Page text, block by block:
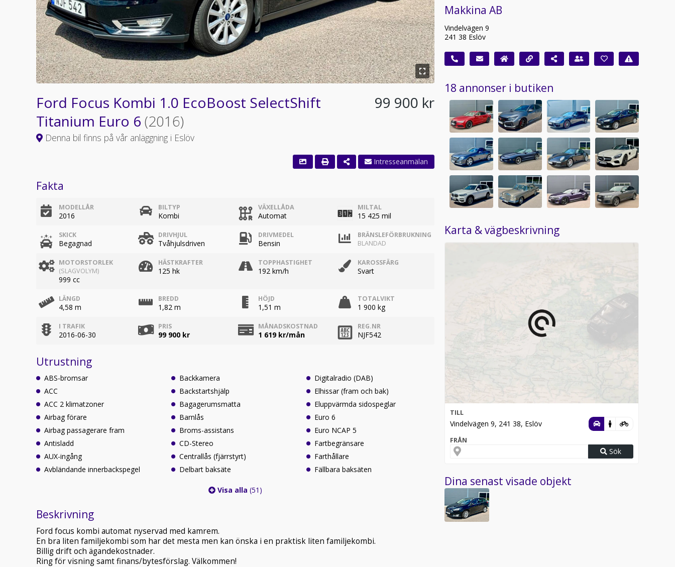
Ford Focus Kombi 1.0 EcoBoost SelectShift
Titanium Euro 6 (2016)
Denna bil finns på vår anläggning i Eslöv
99 900 kr
Fakta
MODELLÅR
2016
BILTYP
Kombi
VÄXELLÅDA
Automat
MILTAL
15 425 mil
SKICK
Begagnad
DRIVHJUL
Tvåhjulsdriven
DRIVMEDEL
Bensin
BRÄNSLEFÖRBRUKNING
BLANDAD
MOTORSTORLEK
(SLAGVOLYM)
999 cc
HÄSTKRAFTER
125 hk
TOPPHASTIGHET
192 km/h
KAROSSFÄRG
Svart
LÄNGD
4,58 m
BREDD
1,82 m
HÖJD
1,51 m
TOTALVIKT
1 900 kg
I TRAFIK
2016-06-30
PRIS
99 900 kr
MÅNADSKOSTNAD
1 619kr/mån
REG.NR
NJF542
Utrustning
ABS-bromsar
ACC
ACC 2 klimatzoner
Airbag förare
Airbag passagerare fram
Antisladd
AUX-ingång
Avbländande innerbackspegel
Backkamera
Backstartshjälp
Bagagerumsmatta
Barnlås
Broms-assistans
CD-Stereo
Centrallås (fjärrstyrt)
Delbart baksäte
Digitalradio (DAB)
Elhissar (fram och bak)
Eluppvärmda sidospeglar
Euro 6
Euro NCAP 5
Fartbegränsare
Farthållare
Fällbara baksäten
Visa alla(51)
Beskrivning
Ford focus kombi automat nyservad med kamrem.
En bra liten familjekombi som har det mesta men kan önska i en praktisk liten familjekombi.
Billig drift och ägandekostnader.
Ring för visning samt finans/bytesförslag. Välkommen!
Makkina AB
Vindelvägen 9
241 38 Eslöv
18 annonser i butiken
Karta & vägbeskrivning
TILL
Vindelvägen 9, 241 38, Eslöv
FRÅN
Sök
Dina senast visade objekt